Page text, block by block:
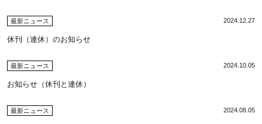
最新ニュース 2024.12.27
休刊（連休）のお知らせ
最新ニュース 2024.10.05
お知らせ（休刊と連休）
最新ニュース 2024.08.05